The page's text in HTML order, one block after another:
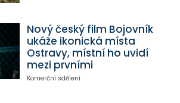
Nový český film Bojovník
ukáže ikonická místa
Ostravy, místní ho uvidí
mezi prvními
Komerční sdělení